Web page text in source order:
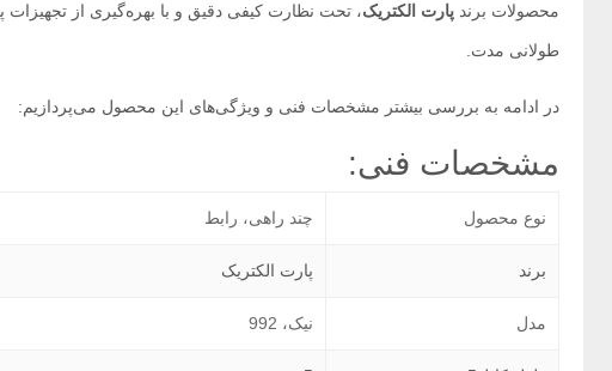
محصولات برند پارت الکتریک، تحت نظارت کیفی دقیق و با بهره‌گیری از تجهیزات
طولانی مدت.
در ادامه به بررسی بیشتر مشخصات فنی و ویژگی‌های این محصول می‌پردازیم:
مشخصات فنی:
نوع محصول چند راهی، رابط
برند پارت الکتریک
مدل نیک، 992